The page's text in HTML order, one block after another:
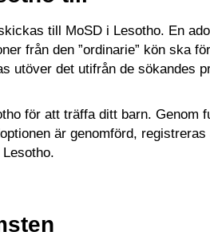
till MoSD i Lesotho. En
från den ”ordinarie” kön ska
utöver det utifrån de sökandes
för att träffa ditt barn. Genom
är genomförd,